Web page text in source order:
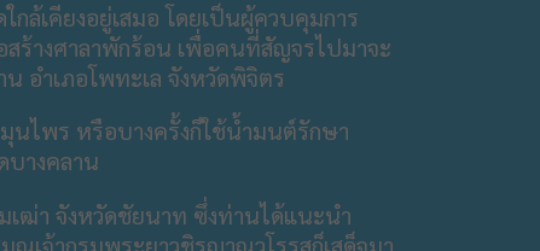
กล้เคียงอยู่เสมอ โดยเป็นผู้ควบคุมการ
ร้างศาลาพักร้อน เพื่อคนที่สัญจรไปมาจะ
อำเภอโพทะเล​ จังหวัดพิจิตร
นไพร หรือบางครั้งก็ใช้น้ำมนต์รักษา
บางคลาน
เฒ่า จังหวัดชัยนาท ซึ่งท่านได้แนะนำ​
ณเจ้ากรมพระยาวชิรญาณวโรรสก็เสด็จมา